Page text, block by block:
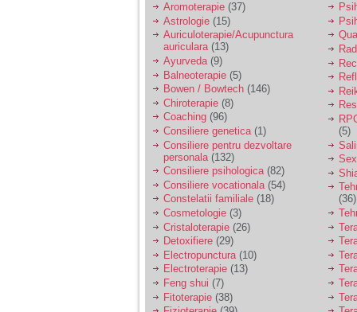
Sunt casatorita, am
31 de ani si un copil in
varsta de 2 ani care
mi-e lumina ochilor.
De ceva timp simt ca
mi s-a adunat
oboseala, o oboseala
cronica de care nu pot
scapa si simt ca din
cauza ei nu pot
controla nervii si
cateodata are copilul
de suferit.
Am o bariera peste
care nu pot trece:
prietena mea a ramas
insarcinata cu o fata.
Am fost de comun
acord sa facem un
copil, cu gandul ca e
baiat.
Aromoterapie (37)
Astrologie (15)
Auriculoterapie/Acupunctura
auriculara(13)
Ayurveda(9)
Balneoterapie (5)
Bowen / Bowtech (146)
Chiroterapie (8)
Coaching (96)
Consiliere genetica(1)
Consiliere pentru dezvoltare
personala (132)
Consiliere psihologica(82)
Consiliere vocationala (54)
Constelatii familiale (18)
Cosmetologie (3)
Cristaloterapie (26)
Detoxifiere (29)
Electropunctura (10)
Electroterapie (13)
Feng shui (7)
Fitoterapie (38)
(5)
(36)